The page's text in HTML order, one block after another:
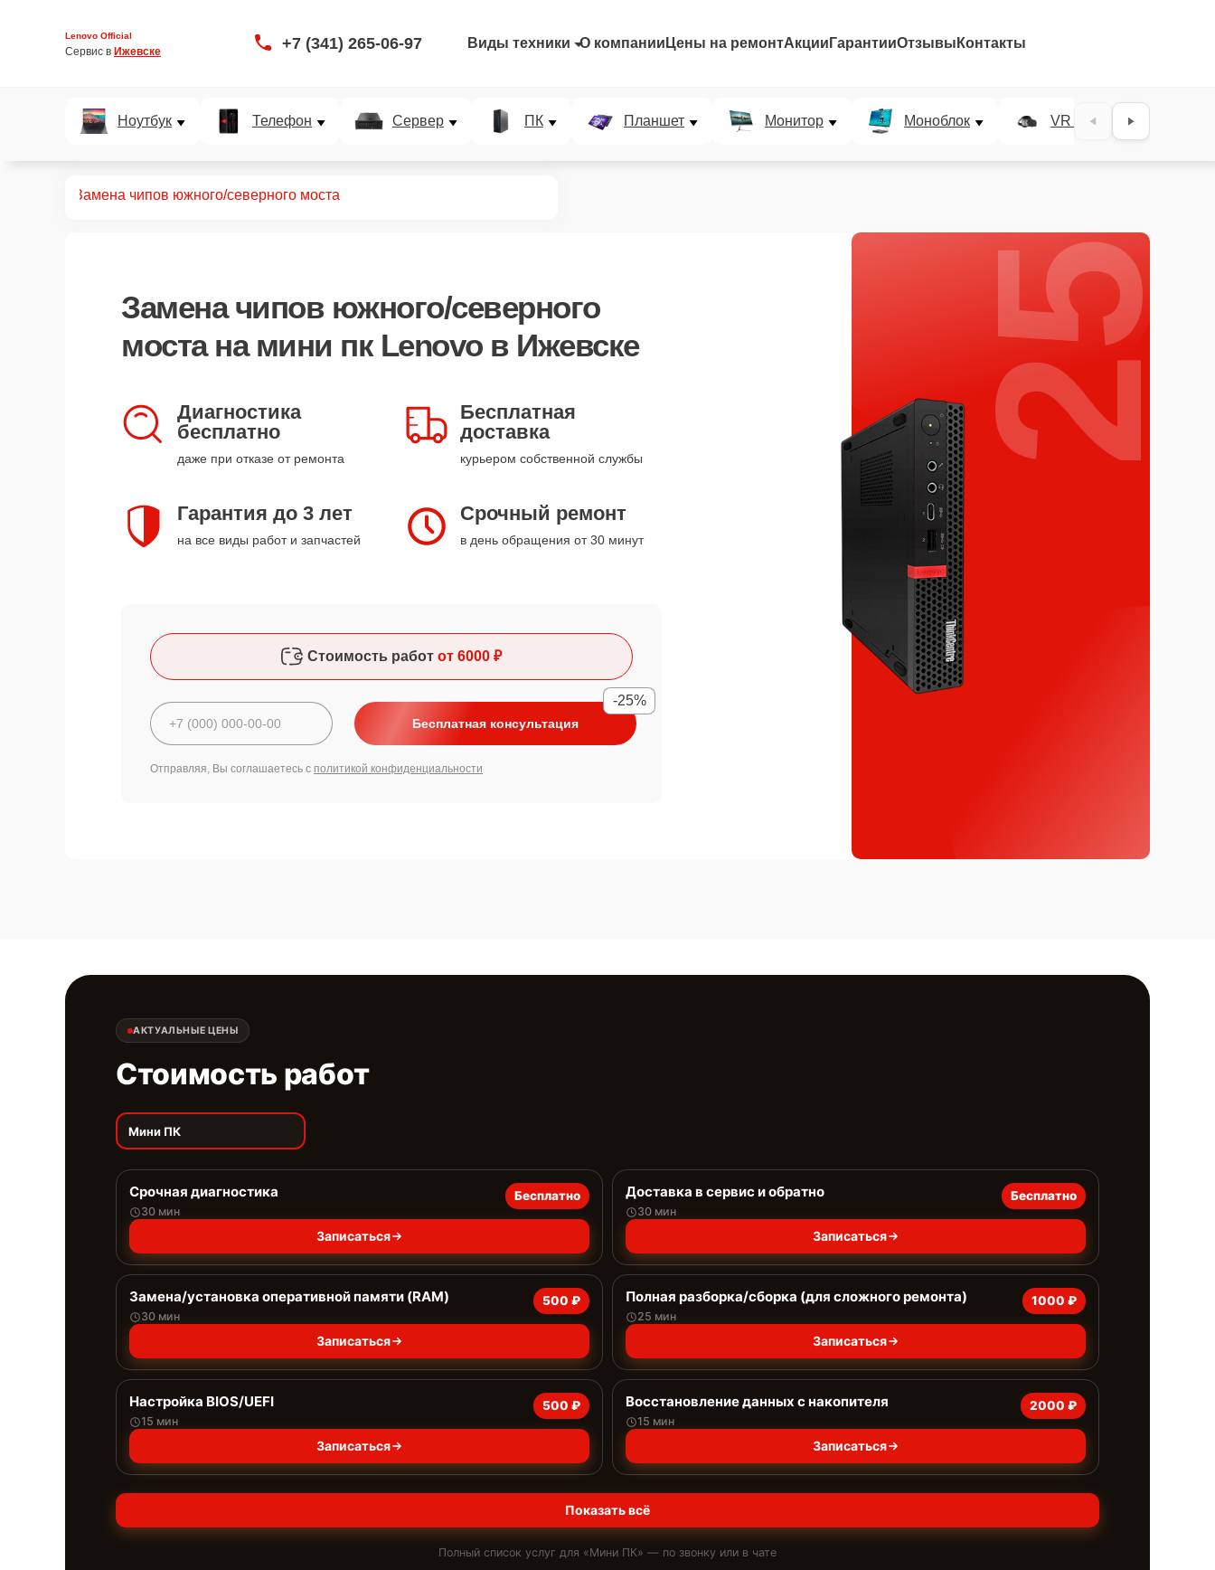
Lenovo Official
Сервис в Ижевске +7 (341) 265-06-97 Виды техники О компании Цены на ремонтАкции ГарантииОтзывы Контакты
Ноутбук Телефон Сервер ПК Планшет Монитор Моноблок VR система
Замена чипов южного/северного моста
Замена чипов южного/северного
мостана мини пк Lenovo в Ижевске
Диагностика
бесплатно
даже при отказе от ремонта
Бесплатная
доставка
курьером собственной службы
Гарантия до 3 лет
на все виды работ и запчастей
Срочный ремонт
в день обращения от 30 минут
Стоимость работ от 6000 ₽
Бесплатная консультация
-25%
Отправляя, Вы соглашаетесь с политикой конфиденциальности
25%
АКТУАЛЬНЫЕ ЦЕНЫ
Стоимость работ
Мини ПК
Срочная диагностика
30 мин
Бесплатно
Записаться
Доставка в сервис и обратно
30 мин
Бесплатно
Записаться
Замена/установка оперативной памяти (RAM)
30 мин
500 ₽
Записаться
Полная разборка/сборка (для сложного ремонта)
25 мин
1000 ₽
Записаться
Настройка BIOS/UEFI
15 мин
500 ₽
Записаться
Восстановление данных с накопителя
15 мин
2000 ₽
Записаться
Показать всё
Полный список услуг для «Мини ПК» — по звонку или в чате